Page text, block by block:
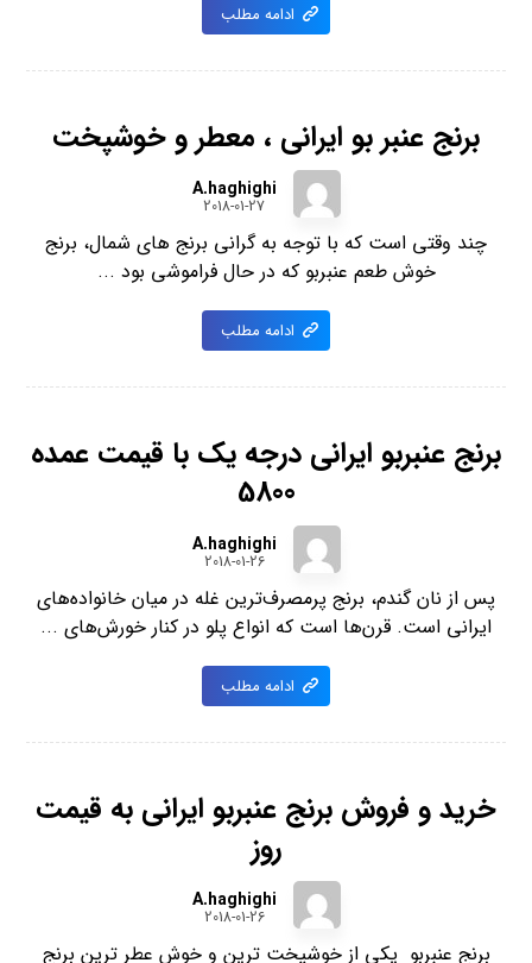
ادامه مطلب
برنج عنبر بو ایرانی ، معطر و خوشپخت
A.haghighi
2018-01-27
چند وقتی است که با توجه به گرانی برنج های شمال، برنج
خوش طعم عنبربو که در حال فراموشی بود ...
ادامه مطلب
برنج عنبربو ایرانی درجه یک با قیمت عمده
5800
A.haghighi
2018-01-26
پس از نان گندم، برنج پرمصرف‌ترین غله در میان خانواده‌های
ایرانی است. قرن‌ها است که انواع پلو در کنار خورش‌های ...
ادامه مطلب
خرید و فروش برنج عنبربو ایرانی به قیمت
روز
A.haghighi
2018-01-26
برنج عنبربو یکی از خوشپخت ترین و خوش عطر ترین برنج